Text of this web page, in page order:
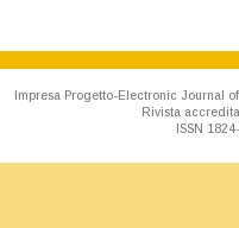
Impresa Progetto-Electronic Journal
Rivista
ISSN